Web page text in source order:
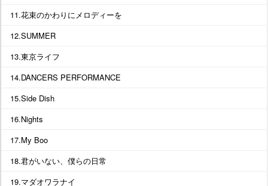
11.花束のかわりにメロディーを
12.SUMMER
13.東京ライフ
14.DANCERS PERFORMANCE
15.Side Dish
16.Nights
17.My Boo
18.君がいない、僕らの日常
19.マダオワラナイ